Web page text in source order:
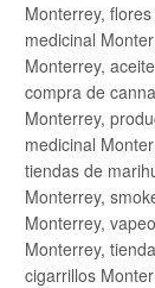
Monterrey,
medicinal
Monterrey,
compra de
Monterrey,
medicinal
tiendas de
Monterrey,
Monterrey,
Monterrey,
cigarrillos